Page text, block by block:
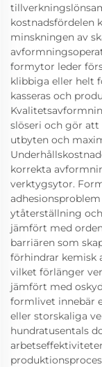
kostnadsfördelen
minskningen av
formytor leder
klibbiga eller helt
kasseras och
slöseri och gör
utbyten och
korrekta
verktygsytor.
ytåterställning
jämfört med
barriären som
förhindrar kemisk
vilket förlänger
jämfört med
formlivet innebär
eller storskaliga
hundratusentals